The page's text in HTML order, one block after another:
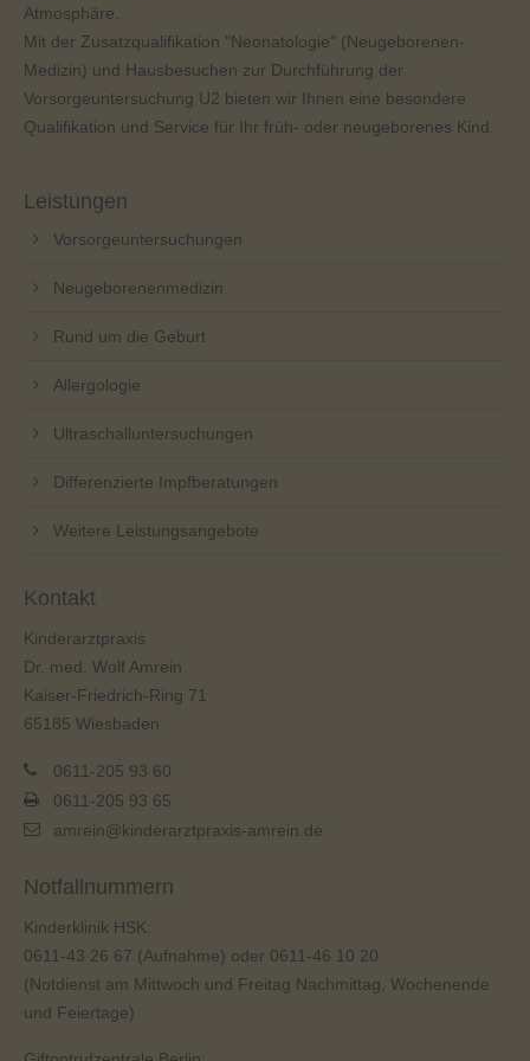
Atmosphäre.
Mit der Zusatzqualifikation "Neonatologie" (Neugeborenen-
Medizin) und Hausbesuchen zur Durchführung der
Vorsorgeuntersuchung U2 bieten wir Ihnen eine besondere
Qualifikation und Service für Ihr früh- oder neugeborenes Kind.
Leistungen
Vorsorgeuntersuchungen
Neugeborenenmedizin
Rund um die Geburt
Allergologie
Ultraschalluntersuchungen
Differenzierte Impfberatungen
Weitere Leistungsangebote
Kontakt
Kinderarztpraxis
Dr. med. Wolf Amrein
Kaiser-Friedrich-Ring 71
65185 Wiesbaden
0611-205 93 60
0611-205 93 65
amrein@kinderarztpraxis-amrein.de
Notfallnummern
Kinderklinik HSK:
0611-43 26 67 (Aufnahme) oder 0611-46 10 20
(Notdienst am Mittwoch und Freitag Nachmittag, Wochenende
und Feiertage)